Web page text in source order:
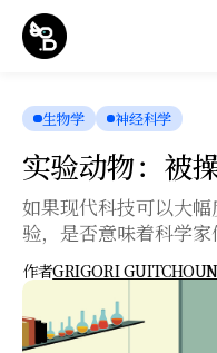
生物学 神经科学
实验动物：被
如果现代科技可以大
验，是否意味着科学家
作者GRIGORI